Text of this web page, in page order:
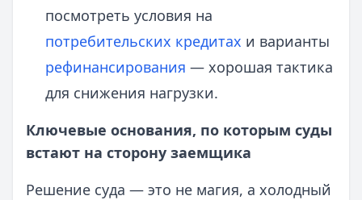
посмотреть условия на
потребительских кредитах и варианты
рефинансирования — хорошая тактика
для снижения нагрузки.
Ключевые основания, по которым суды
встают на сторону заемщика
Решение суда — это не магия, а холодный